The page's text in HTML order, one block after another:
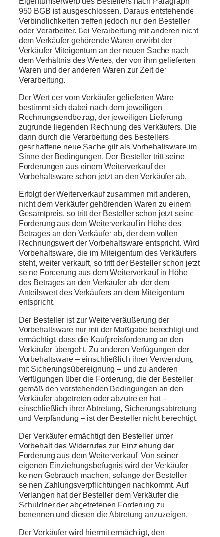
950 BGB ist ausgeschlossen. Daraus entstehende
Verbindlichkeiten treffen jedoch nur den Besteller
oder Verarbeiter. Bei Verarbeitung mit anderen nicht
dem Verkäufer gehörende Waren erwirbt der
Verkäufer Miteigentum an der neuen Sache nach
dem Verhältnis des Wertes, der von ihm gelieferten
Waren und der anderen Waren zur Zeit der
Verarbeitung.
Der Wert der vom Verkäufer gelieferten Ware
bestimmt sich dabei nach dem jeweiligen
Rechnungsendbetrag, der jeweiligen Lieferung
zugrunde liegenden Rechnung des Verkäufers. Die
dann durch die Verarbeitung des Bestellers
geschaffene neue Sache gilt als Vorbehaltsware im
Sinne der Bedingungen. Der Besteller tritt seine
Forderungen aus einem Weiterverkauf der
Vorbehaltsware schon jetzt an den Verkäufer ab.
Erfolgt der Weiterverkauf zusammen mit anderen,
nicht dem Verkäufer gehörenden Waren zu einem
Gesamtpreis, so tritt der Besteller schon jetzt seine
Forderung aus dem Weiterverkauf in Höhe des
Betrages an den Verkäufer ab, der dem vollen
Rechnungswert der Vorbehaltsware entspricht. Wird
Vorbehaltsware, die im Miteigentum des Verkäufers
steht, weiter verkauft, so tritt der Besteller schon jetzt
seine Forderung aus dem Weiterverkauf in Höhe
des Betrages an den Verkäufer ab, der dem
Anteilswert des Verkäufers an dem Miteigentum
entspricht.
Der Besteller ist zur Weiterveräußerung der
Vorbehaltsware nur mit der Maßgabe berechtigt und
ermächtigt, dass die Kaufpreisforderung an den
Verkäufer übergeht. Zu anderen Verfügungen der
Vorbehaltsware – einschließlich ihrer Verwendung
mit Sicherungsübereignung – und zu anderen
Verfügungen über die Forderung, die der Besteller
gemäß den vorstehenden Bedingungen an den
Verkäufer abgetreten oder abzutreten hat –
einschließlich ihrer Abtretung, Sicherungsabtretung
und Verpfändung – ist der Besteller nicht berechtigt.
Der Verkäufer ermächtigt den Besteller unter
Vorbehalt des Widerrufes zur Einziehung der
Forderung aus dem Weiterverkauf. Von seiner
eigenen Einziehungsbefugnis wird der Verkäufer
keinen Gebrauch machen, solange der Besteller
seinen Zahlungsverpflichtungen nachkommt. Auf
Verlangen hat der Besteller dem Verkäufer die
Schuldner der abgetretenen Forderung zu
benennen und diesen die Abtretung anzuzeigen.
Der Verkäufer wird hiermit ermächtigt, den